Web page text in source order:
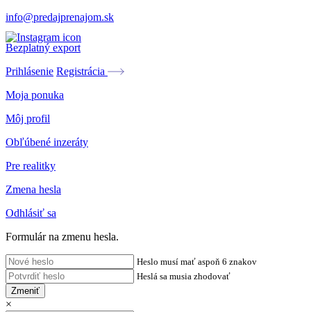
info@predajprenajom.sk
Bezplatný export
Prihlásenie Registrácia
Moja ponuka
Môj profil
Obľúbené inzeráty
Pre realitky
Zmena hesla
Odhlásiť sa
Formulár na zmenu hesla.
Heslo musí mať aspoň 6 znakov
Heslá sa musia zhodovať
Zmeniť
×